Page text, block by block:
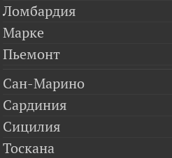
Ломбардия
Марке
Пьемонт
Сан-Марино
Сардиния
Сицилия
Тоскана